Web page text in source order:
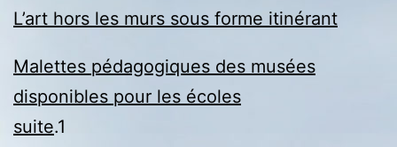
L’art hors les murs sous forme itinérant
Malettes pédagogiques des musées
disponibles pour les écoles
suite.1